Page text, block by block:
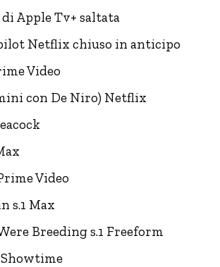
Apple Tv+ saltata
Netflix chiuso in anticipo
Video
con De Niro) Netflix
Video
s.1 Max
Breeding s.1 Freeform
Showtime